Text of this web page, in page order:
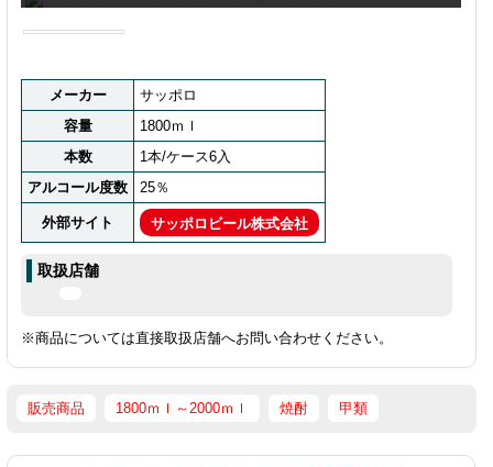
メーカー
サッポロ
容量
1800ｍｌ
本数
1本/ケース6入
アルコール度数
25％
外部サイト サッポロビール株式会社
取扱店舗
※商品については直接取扱店舗へお問い合わせください。
販売商品 1800ｍｌ～2000ｍｌ 焼酎 甲類